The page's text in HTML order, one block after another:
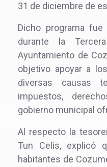
31 de diciembre de
Dicho programa
durante la
Ayuntamiento de
objetivo apoyar a
diversas causas
impuestos,
gobierno municipal
Al respecto la
Tun Celis, explicó
habitantes de